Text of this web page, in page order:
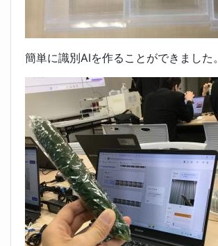
簡単に識別AIを作ることができました。